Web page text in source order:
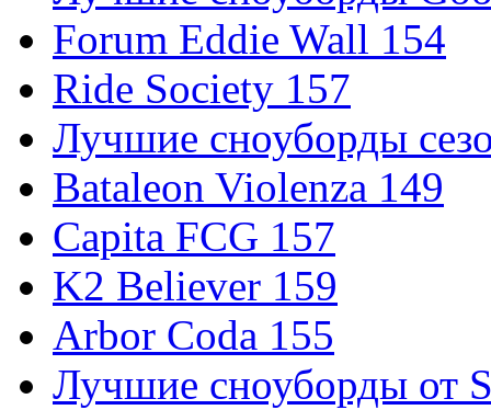
Forum Eddie Wall 154
Ride Society 157
Лучшие сноуборды
Bataleon Violenza 149
Capita FCG 157
K2 Believer 159
Arbor Coda 155
Лучшие сноуборды от